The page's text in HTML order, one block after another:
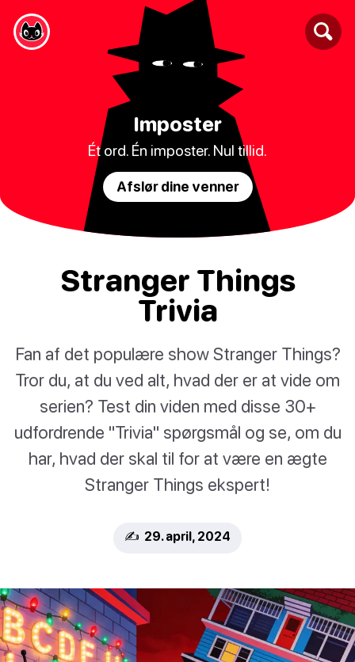
Imposter
Ét ord. Én imposter. Nul tillid.
Afslør dine venner
Stranger Things
Trivia
Fan af det populære show Stranger Things?
Tror du, at du ved alt, hvad der er at vide om
serien? Test din viden med disse 30+
udfordrende "Trivia" spørgsmål og se, om du
har, hvad der skal til for at være en ægte
Stranger Things ekspert!
✍️ 29. april, 2024